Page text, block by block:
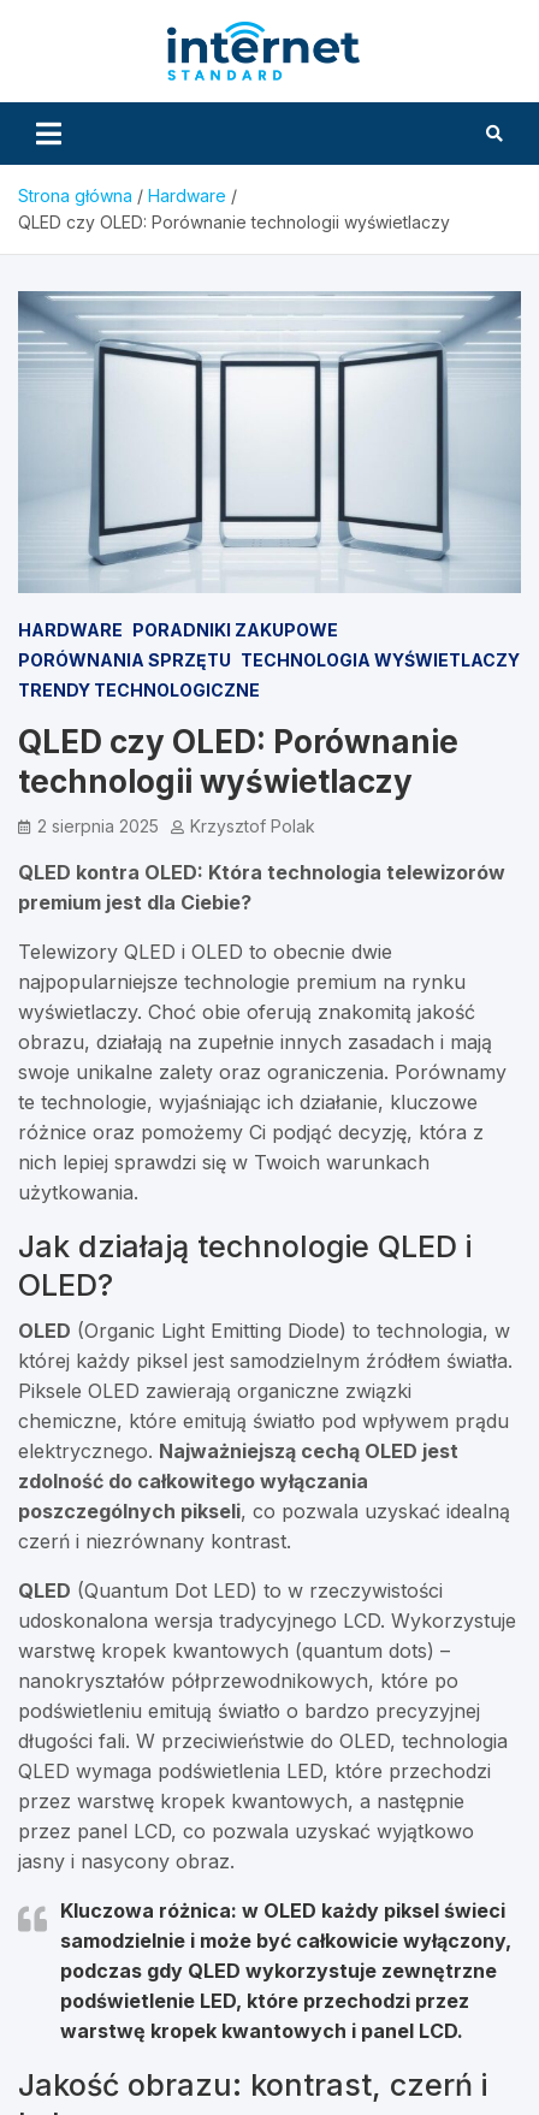
Strona główna
Hardware
QLED czy OLED: Porównanie technologii wyświetlaczy
HARDWARE PORADNIKI ZAKUPOWE
PORÓWNANIA SPRZĘTU TECHNOLOGIA WYŚWIETLACZY
TRENDY TECHNOLOGICZNE
QLED czy OLED: Porównanie
technologii wyświetlaczy
2 sierpnia 2025 Krzysztof Polak
QLED kontra OLED: Która technologia telewizorów
premium jest dla Ciebie?
Telewizory QLED i OLED to obecnie dwie
najpopularniejsze technologie premium na rynku
wyświetlaczy. Choć obie oferują znakomitą jakość
obrazu, działają na zupełnie innych zasadach i mają
swoje unikalne zalety oraz ograniczenia. Porównamy
te technologie, wyjaśniając ich działanie, kluczowe
różnice oraz pomożemy Ci podjąć decyzję, która z
nich lepiej sprawdzi się w Twoich warunkach
użytkowania.
Jak działają technologie QLED i
OLED?
OLED (Organic Light Emitting Diode) to technologia, w
której każdy piksel jest samodzielnym źródłem światła.
Piksele OLED zawierają organiczne związki
chemiczne, które emitują światło pod wpływem prądu
elektrycznego. Najważniejszą cechą OLED jest
zdolność do całkowitego wyłączania
poszczególnych pikseli, co pozwala uzyskać idealną
czerń i niezrównany kontrast.
QLED (Quantum Dot LED) to w rzeczywistości
udoskonalona wersja tradycyjnego LCD. Wykorzystuje
warstwę kropek kwantowych (quantum dots) –
nanokryształów półprzewodnikowych, które po
podświetleniu emitują światło o bardzo precyzyjnej
długości fali. W przeciwieństwie do OLED, technologia
QLED wymaga podświetlenia LED, które przechodzi
przez warstwę kropek kwantowych, a następnie
przez panel LCD, co pozwala uzyskać wyjątkowo
jasny i nasycony obraz.
Kluczowa różnica: w OLED każdy piksel świeci
samodzielnie i może być całkowicie wyłączony,
podczas gdy QLED wykorzystuje zewnętrzne
podświetlenie LED, które przechodzi przez
warstwę kropek kwantowych i panel LCD.
Jakość obrazu: kontrast, czerń i